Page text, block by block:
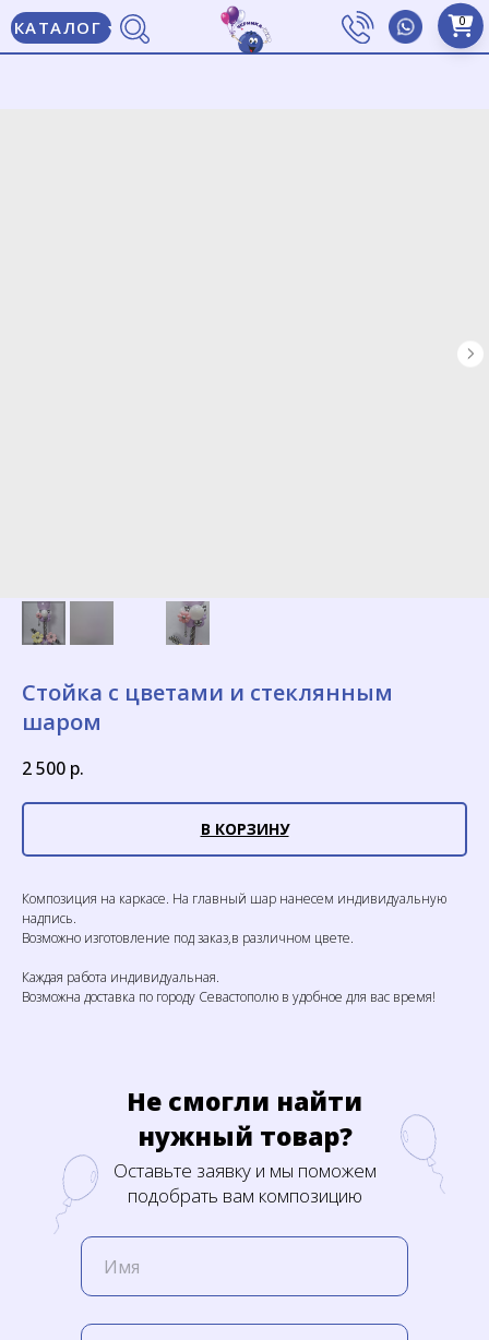
0
КАТАЛОГ
Стойка с цветами и стеклянным
шаром
2 500 р.
В КОРЗИНУ
Композиция на каркасе. На главный шар нанесем индивидуальную
надпись.
Возможно изготовление под заказ,в различном цвете.
Каждая работа индивидуальная.
Возможна доставка по городу Севастополю в удобное для вас время!
Не смогли найти
нужный товар?
Оставьте заявку и мы поможем
подобрать вам композицию